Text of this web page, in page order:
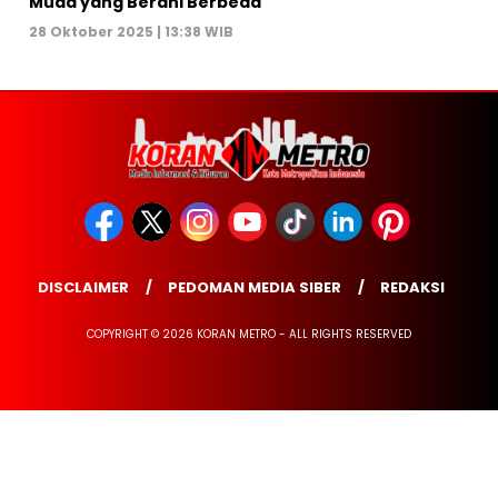
28 Oktober 2025 | 13:38 WIB
DISCLAIMER PEDOMAN MEDIA SIBER REDAKSI
COPYRIGHT © 2026 KORAN METRO - ALL RIGHTS RESERVED